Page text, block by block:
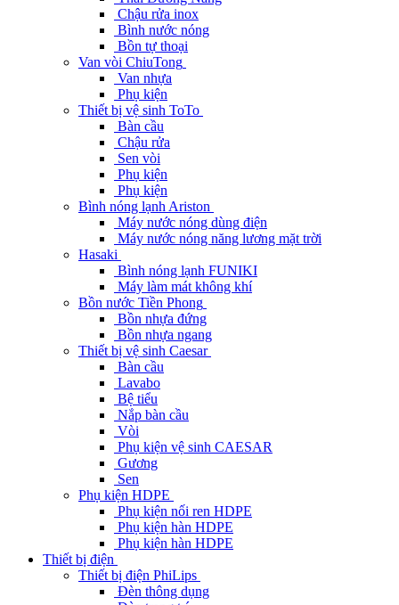
Chậu rửa inox
Bình nước nóng
Bồn tự thoại
Van vòi ChiuTong
Van nhựa
Phụ kiện
Thiết bị vệ sinh ToTo
Bàn cầu
Chậu rửa
Sen vòi
Phụ kiện
Phụ kiện
Bình nóng lạnh Ariston
Máy nước nóng dùng điện
Máy nước nóng năng lương mặt trời
Hasaki
Bình nóng lạnh FUNIKI
Máy làm mát không khí
Bồn nước Tiền Phong
Bồn nhựa đứng
Bồn nhựa ngang
Thiết bị vệ sinh Caesar
Bàn cầu
Lavabo
Bệ tiểu
Nắp bàn cầu
Vòi
Phụ kiện vệ sinh CAESAR
Gương
Sen
Phụ kiện HDPE
Phụ kiện nối ren HDPE
Phụ kiện hàn HDPE
Phụ kiện hàn HDPE
Thiết bị điện
Thiết bị điện PhiLips
Đèn thông dụng